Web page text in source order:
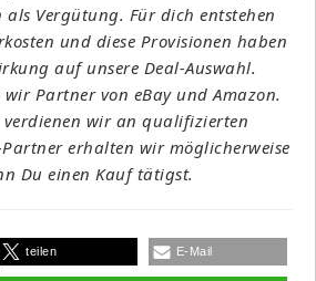
als Vergütung. Für dich entstehen
und diese Provisionen haben
auf unsere Deal-Auswahl.
Partner von eBay und Amazon.
verdienen wir an qualifizierten
Partner erhalten wir möglicherweise
Du einen Kauf tätigst.
teilen E-Mail